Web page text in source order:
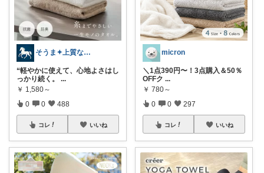
そうま✦上質な日常を
“軽やかに使えて、心地よさはし
っかり続く。
...
￥ 1,580～
0 0 488
コレ いいね
micron
＼1点390円〜！3点購入＆50％
OFFク ...
￥ 780～
0 0 297
コレ いいね